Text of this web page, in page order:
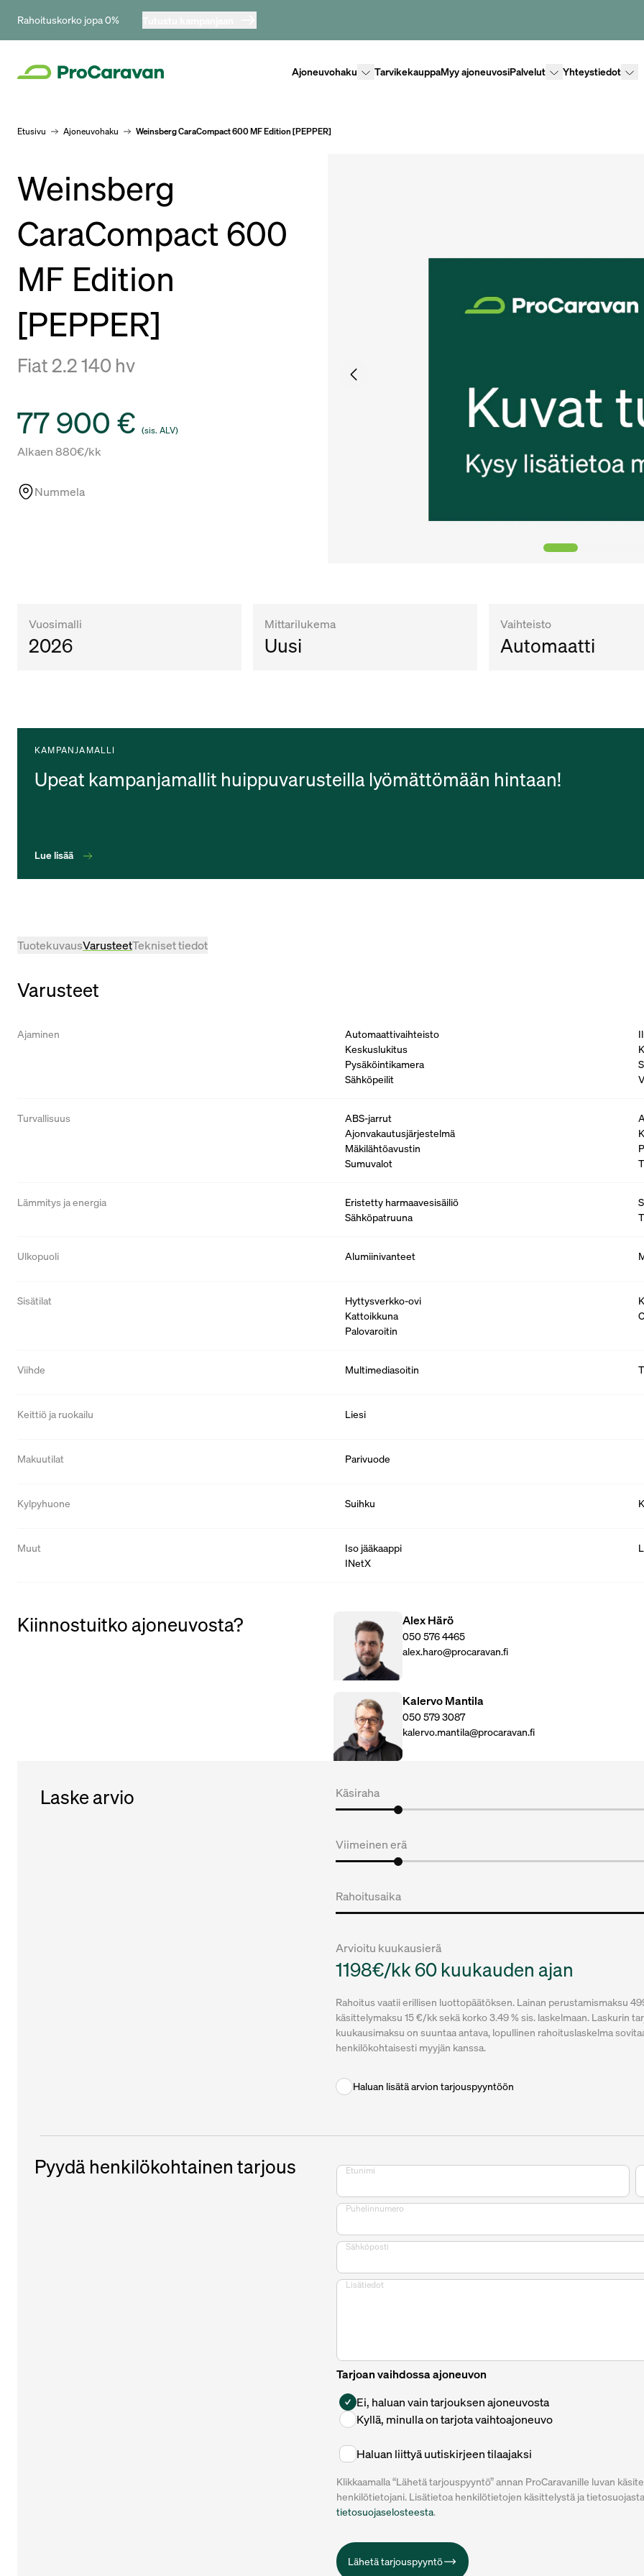
Rahoituskorko jopa 0%
AjoneuvohakuLisävalikko
TarvikekauppaMyy ajoneuvosiPalvelutLisävalikko
Yhteystiedot
Etusivu Ajoneuvohaku Weinsberg CaraCompact 600 MF Edition [PEPPER]
Weinsberg
CaraCompact 600
MF Edition
[PEPPER]
Fiat 2.2 140 hv
Hinta
77 900 € (sis. ALV)
Rahoitus
Alkaen 880€/kk
Nummela
Vuosimalli
2026
Mittarilukema
Uusi
Vaihteisto
Automaatti
KAMPANJAMALLI
Upeat kampanjamallit huippuvarusteilla lyömättömään hintaan!
Lue lisää
TuotekuvausVarusteetTekniset tiedot
Varusteet
Ajaminen Automaattivaihteisto
Keskuslukitus
Pysäköintikamera
Sähköpeilit
Turvallisuus ABS-jarrut
Ajonvakautusjärjestelmä
Mäkilähtöavustin
Sumuvalot
Lämmitys ja energia Eristetty harmaavesisäiliö
Sähköpatruuna
Ulkopuoli Alumiinivanteet
Sisätilat Hyttysverkko-ovi
Kattoikkuna
Palovaroitin
Viihde Multimediasoitin
Keittiö ja ruokailu Liesi
Makuutilat Parivuode
Kylpyhuone Suihku
Muut Iso jääkaappi
INetX
Kiinnostuitko ajoneuvosta? Alex Härö
050 576 4465
alex.haro@procaravan.fi
Kalervo Mantila
050 579 3087
kalervo.mantila@procaravan.fi
Laske arvio Käsiraha
Viimeinen erä
Rahoitusaika
Arvioitu kuukausierä
1198€/kk 60 kuukauden ajan
Rahoitus vaatii erillisen luottopäätöksen. Lainan perustamismaksu
käsittelymaksu 15 €/kk sekä korko 3.49 % sis. laskelmaan. Laskurin
kuukausimaksu on suuntaa antava, lopullinen rahoituslaskelma
henkilökohtaisesti myyjän kanssa.
Haluan lisätä arvion tarjouspyyntöön
Pyydä henkilökohtainen tarjous Etunimi
Puhelinnumero
Sähköposti
Lisätiedot
Tarjoan vaihdossa ajoneuvon
Ei, haluan vain tarjouksen ajoneuvosta
Kyllä, minulla on tarjota vaihtoajoneuvo
Haluan liittyä uutiskirjeen tilaajaksi
Klikkaamalla “Lähetä tarjouspyyntö” annan ProCaravanille luvan
henkilötietojani. Lisätietoa henkilötietojen käsittelystä ja
tietosuojaselosteesta.
Lähetä tarjouspyyntö